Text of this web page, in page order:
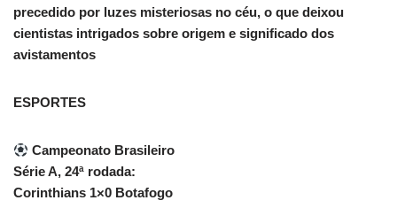
precedido por luzes misteriosas no céu, o que deixou
cientistas intrigados sobre origem e significado dos
avistamentos
ESPORTES
Campeonato Brasileiro
Série A, 24ª rodada:
Corinthians 1×0 Botafogo